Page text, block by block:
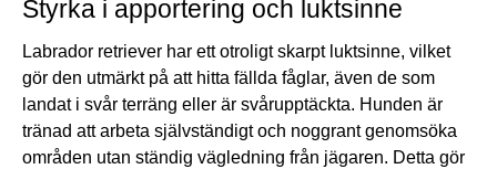
Styrka i apportering och luktsinne
Labrador retriever har ett otroligt skarpt luktsinne, vilket
gör den utmärkt på att hitta fällda fåglar, även de som
landat i svår terräng eller är svårupptäckta. Hunden är
tränad att arbeta självständigt och noggrant genomsöka
områden utan ständig vägledning från jägaren. Detta gör